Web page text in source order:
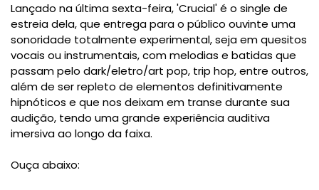
Lançado na última sexta-feira, 'Crucial' é o single de
estreia dela, que entrega para o público ouvinte uma
sonoridade totalmente experimental, seja em quesitos
vocais ou instrumentais, com melodias e batidas que
passam pelo dark/eletro/art pop, trip hop, entre outros,
além de ser repleto de elementos definitivamente
hipnóticos e que nos deixam em transe durante sua
audição, tendo uma grande experiência auditiva
imersiva ao longo da faixa.
Ouça abaixo: